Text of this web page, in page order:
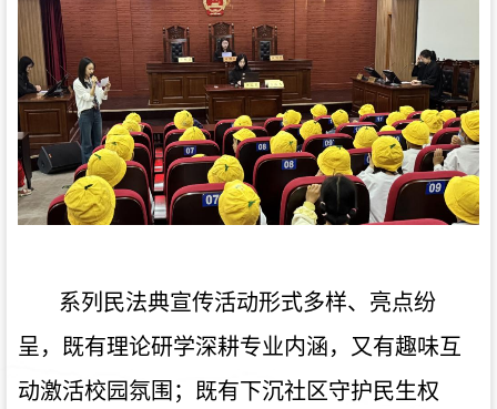
系列民法典宣传活动形式多样、亮点纷
呈，既有理论研学深耕专业内涵，又有趣味互
动激活校园氛围；既有下沉社区守护民生权